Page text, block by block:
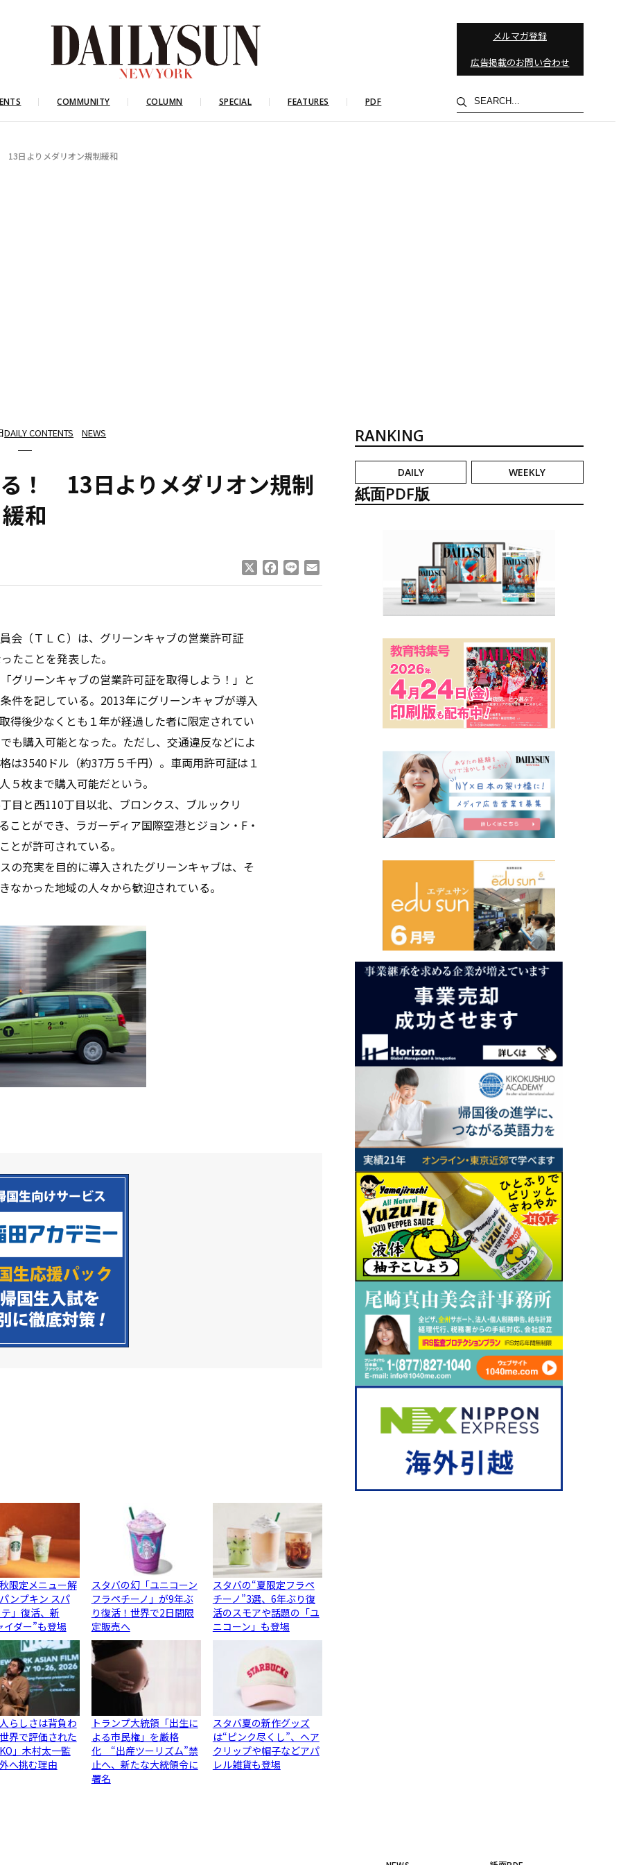
メルマガ登録
広告掲載のお問い合わせ
COMMUNITY COLUMN SPECIAL FEATURES PDF
検
索
13日よりメダリオン規制緩和
DAILY CONTENTS NEWS
！ 13日よりメダリオン規制
緩和
Facebook
Line
（ＴＬＣ）は、グリーンキャブの営業許可証
たことを発表した。
リーンキャブの営業許可証を取得しよう！」と
件を記している。2013年にグリーンキャブが導入
得後少なくとも１年が経過した者に限定されてい
も購入可能となった。ただし、交通違反などによ
は3540ドル（約37万５千円）。車両用許可証は１
枚まで購入可能だという。
と西110丁目以北、ブロンクス、ブルックリ
とができ、ラガーディア国際空港とジョン・F・
とが許可されている。
充実を目的に導入されたグリーンキャブは、そ
かった地域の人々から歓迎されている。
限定メニュー解
ンプキン スパ
」復活、新
イダー”も登場
スタバの幻「ユニコーン
フラペチーノ」が9年ぶ
り復活！世界で2日間限
定販売へ
スタバの“夏限定フラペ
チーノ”3選、6年ぶり復
活のスモアや話題の「ユ
ニコーン」も登場
らしさは背負わ
界で評価された
」木村太一監
へ挑む理由
トランプ大統領「出生に
よる市民権」を厳格
化 “出産ツーリズム”禁
止へ、新たな大統領令に
署名
スタバ夏の新作グッズ
は“ピンク尽くし”、ヘア
クリップや帽子などアパ
レル雑貨も登場
RANKING
DAILY WEEKLY
紙面PDF版